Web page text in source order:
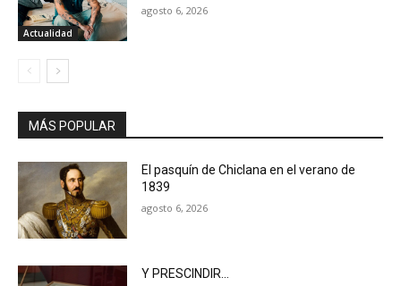
Actualidad
agosto 6, 2026
MÁS POPULAR
El pasquín de Chiclana en el verano de
1839
agosto 6, 2026
Y PRESCINDIR…